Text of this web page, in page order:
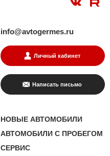
info@avtogermes.ru
Личный кабинет
Написать письмо
НОВЫЕ АВТОМОБИЛИ
АВТОМОБИЛИ С ПРОБЕГОМ
СЕРВИС